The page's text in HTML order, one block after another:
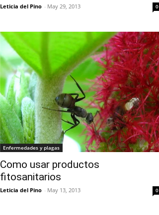
Leticia del Pino - May 29, 2013 0
Enfermedades y plagas
Como usar productos
fitosanitarios
Leticia del Pino - May 13, 2013 0